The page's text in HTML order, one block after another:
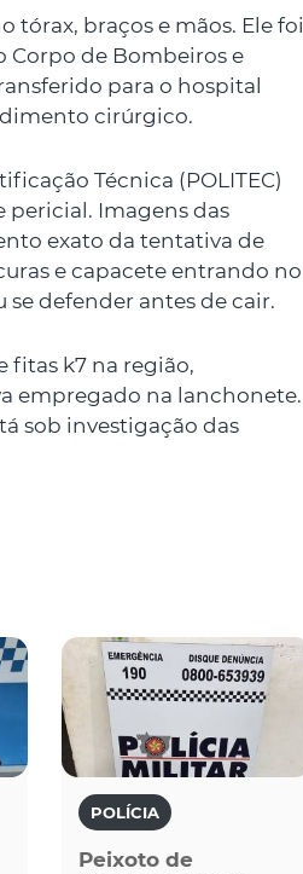
braços e mãos. Ele foi
Corpo de Bombeiros e
para o hospital
cirúrgico.
Técnica (POLITEC)
pericial. Imagens das
exato da tentativa de
e capacete entrando no
defender antes de cair.
fitas k7 na região,
empregado na lanchonete.
sob investigação das
POLÍCIA
Peixoto de